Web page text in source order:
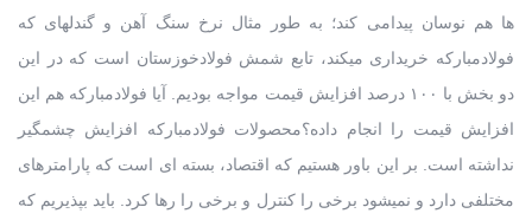
ها هم نوسان پیدامی کند؛ به طور مثال نرخ سنگ آهن و گندلهای که
فولادمبارکه خریداری میکند، تابع شمش فولادخوزستان است که در این
دو بخش با ۱۰۰ درصد افزایش قیمت مواجه بودیم. آیا فولادمبارکه هم این
افزایش قیمت را انجام داده؟محصولات فولادمبارکه افزایش چشمگیر
نداشته است. بر این باور هستیم که اقتصاد، بسته ای است که پارامترهای
مختلفی دارد و نمیشود برخی را کنترل و برخی را رها کرد. باید بپذیریم که